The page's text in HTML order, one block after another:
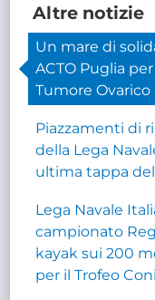
Altre notizie
Un mare di
ACTO Puglia
Tumore Ovarico
Piazzamenti di
della Lega
ultima tappa
Lega Navale
campionato
kayak sui 200
per il Trofeo